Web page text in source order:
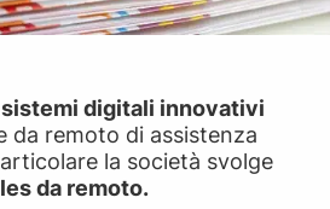
sistemi digitali innovativi
da remoto di assistenza
la società svolge
da remoto.